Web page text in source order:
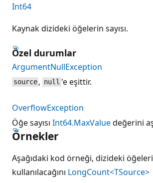
Int64
Kaynak dizideki öğelerin sayısı.
Özel durumlar
ArgumentNullException
source , null 'e eşittir.
OverflowException
Öğe sayısı Int64.MaxValuedeğerini
Örnekler
Aşağıdaki kod örneği, dizideki
kullanılacağını LongCount<TSource>